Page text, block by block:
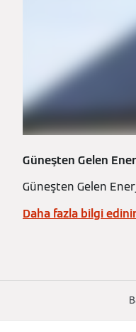
Güneşten Gelen
Güneşten Gelen
Daha fazla bilgi